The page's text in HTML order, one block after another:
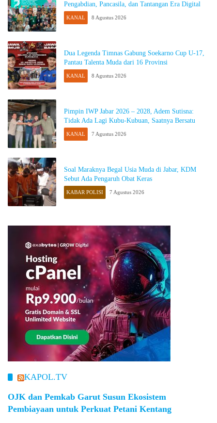
Pengabdian, Pancasila, dan Tantangan Era Digital
KANAL 8 Agustus 2026
Dua Legenda Timnas Gabung Soekarno Cup U-17,
Pantau Talenta Muda dari 16 Provinsi
KANAL 8 Agustus 2026
Pimpin IWP Jabar 2026 – 2028, Adem Sutisna:
Tidak Ada Lagi Kubu-Kubuan, Saatnya Bersatu
KANAL 7 Agustus 2026
Soal Maraknya Begal Usia Muda di Jabar, KDM
Sebut Ada Pengaruh Obat Keras
KABAR POLISI 7 Agustus 2026
KAPOL.TV
OJK dan Pemkab Garut Susun Ekosistem
Pembiayaan untuk Perkuat Petani Kentang